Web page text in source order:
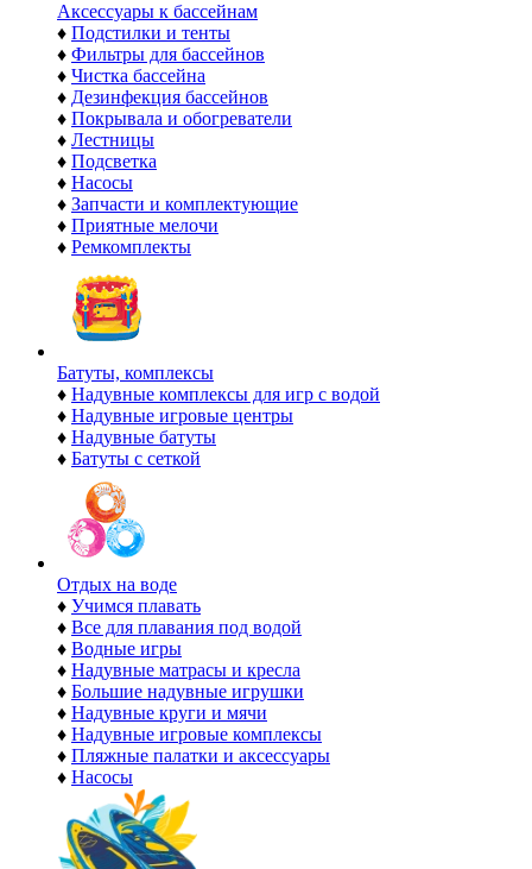
Аксессуары к бассейнам
♦ Подстилки и тенты
♦ Фильтры для бассейнов
♦ Чистка бассейна
♦ Дезинфекция бассейнов
♦ Покрывала и обогреватели
♦ Лестницы
♦ Подсветка
♦ Насосы
♦ Запчасти и комплектующие
♦ Приятные мелочи
♦ Ремкомплекты
Батуты, комплексы
♦ Надувные комплексы для игр с водой
♦ Надувные игровые центры
♦ Надувные батуты
♦ Батуты с сеткой
Отдых на воде
♦ Учимся плавать
♦ Все для плавания под водой
♦ Водные игры
♦ Надувные матрасы и кресла
♦ Большие надувные игрушки
♦ Надувные круги и мячи
♦ Надувные игровые комплексы
♦ Пляжные палатки и аксессуары
♦ Насосы